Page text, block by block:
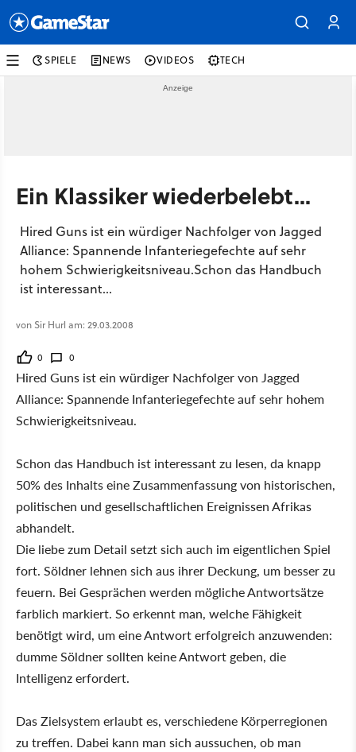
SPIELE NEWS VIDEOS TECH
Ein Klassiker wiederbelebt...
Hired Guns ist ein würdiger Nachfolger von Jagged
Alliance: Spannende Infanteriegefechte auf sehr
hohem Schwierigkeitsniveau.Schon das Handbuch
ist interessant...
von Sir Hurl am: 29.03.2008
0 0
Hired Guns ist ein würdiger Nachfolger von Jagged
Alliance: Spannende Infanteriegefechte auf sehr hohem
Schwierigkeitsniveau.
Schon das Handbuch ist interessant zu lesen, da knapp
50% des Inhalts eine Zusammenfassung von historischen,
politischen und gesellschaftlichen Ereignissen Afrikas
abhandelt.
Die liebe zum Detail setzt sich auch im eigentlichen Spiel
fort. Söldner lehnen sich aus ihrer Deckung, um besser zu
feuern. Bei Gesprächen werden mögliche Antwortsätze
farblich markiert. So erkennt man, welche Fähigkeit
benötigt wird, um eine Antwort erfolgreich anzuwenden:
dumme Söldner sollten keine Antwort geben, die
Intelligenz erfordert.
Das Zielsystem erlaubt es, verschiedene Körperregionen
zu treffen. Dabei kann man sich aussuchen, ob man